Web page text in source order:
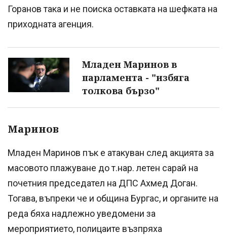
Горанов така и не поиска оставката на шефката на
приходната агенция.
Младен Маринов в
парламента - "избяга
толкова бързо"
Маринов
Младен Маринов пък е атакуван след акцията за
масовото плажуване до т.нар. летен сарай на
почетния председател на ДПС Ахмед Доган.
Тогава, въпреки че и община Бургас, и органите на
реда бяха надлежно уведомени за
мероприятието, полицаите възпряха